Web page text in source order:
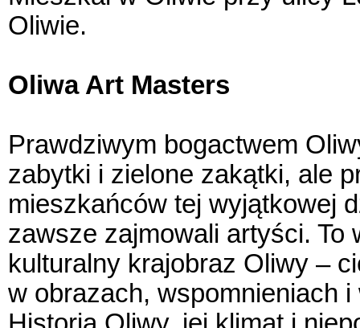
Oliwie.
Oliwa Art Masters
Prawdziwym bogactwem
zabytki i zielone zakątki, ale
mieszkańców tej wyjątkowej
zawsze zajmowali artyści. To
kulturalny krajobraz Oliwy –
w obrazach, wspomnieniach